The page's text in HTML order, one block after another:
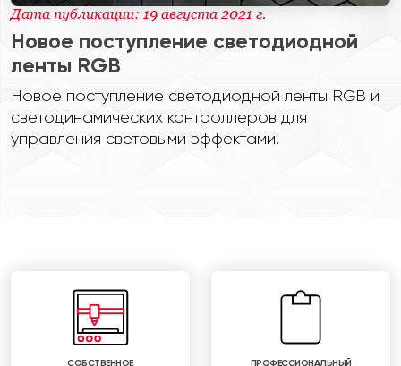
Дата публикации: 19 августа 2021 г.
Новое поступление светодиодной
ленты RGB
Новое поступление светодиодной ленты RGB и
светодинамических контроллеров для
управления световыми эффектами.
СОБСТВЕННОЕ
ПРОФЕССИОНАЛЬНЫЙ